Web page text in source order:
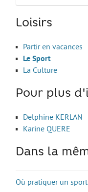
Projets
Nous contacter
Loisirs
Partir en vacances
Le Sport
La Culture
Pour plus
Delphine KERLAN
Karine QUERE
Dans la
Où pratiquer un sport